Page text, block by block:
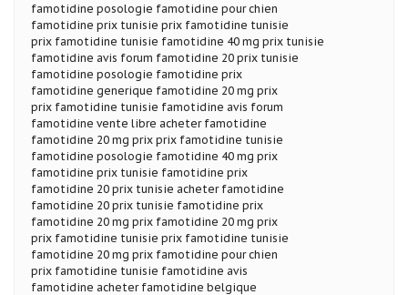
famotidine posologie famotidine pour chien
famotidine prix tunisie prix famotidine tunisie
prix famotidine tunisie famotidine 40 mg prix tunisie
famotidine avis forum famotidine 20 prix tunisie
famotidine posologie famotidine prix
famotidine generique famotidine 20 mg prix
prix famotidine tunisie famotidine avis forum
famotidine vente libre acheter famotidine
famotidine 20 mg prix prix famotidine tunisie
famotidine posologie famotidine 40 mg prix
famotidine prix tunisie famotidine prix
famotidine 20 prix tunisie acheter famotidine
famotidine 20 prix tunisie famotidine prix
famotidine 20 mg prix famotidine 20 mg prix
prix famotidine tunisie prix famotidine tunisie
famotidine 20 mg prix famotidine pour chien
prix famotidine tunisie famotidine avis
famotidine acheter famotidine belgique